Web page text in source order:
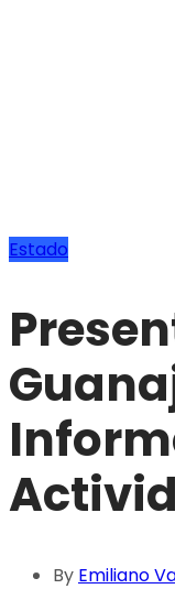
Estado
By Emiliano